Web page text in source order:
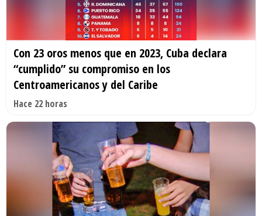
Con 23 oros menos que en 2023, Cuba declara
“cumplido” su compromiso en los
Centroamericanos y del Caribe
Hace 22 horas